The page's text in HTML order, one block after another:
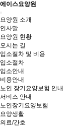
에이스요양원
Toggle
navigation
요양원 소개
인사말
요양원 현황
오시는 길
입소절차 및 비용
입소절차
입소안내
비용안내
노인 장기요양보험 안내
서비스 안내
노인장기요양보험
요양생활
의료/간호